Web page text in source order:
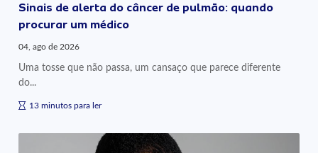
Sinais de alerta do câncer de pulmão: quando
procurar um médico
04, ago de 2026
Uma tosse que não passa, um cansaço que parece diferente
do...
13 minutos para ler